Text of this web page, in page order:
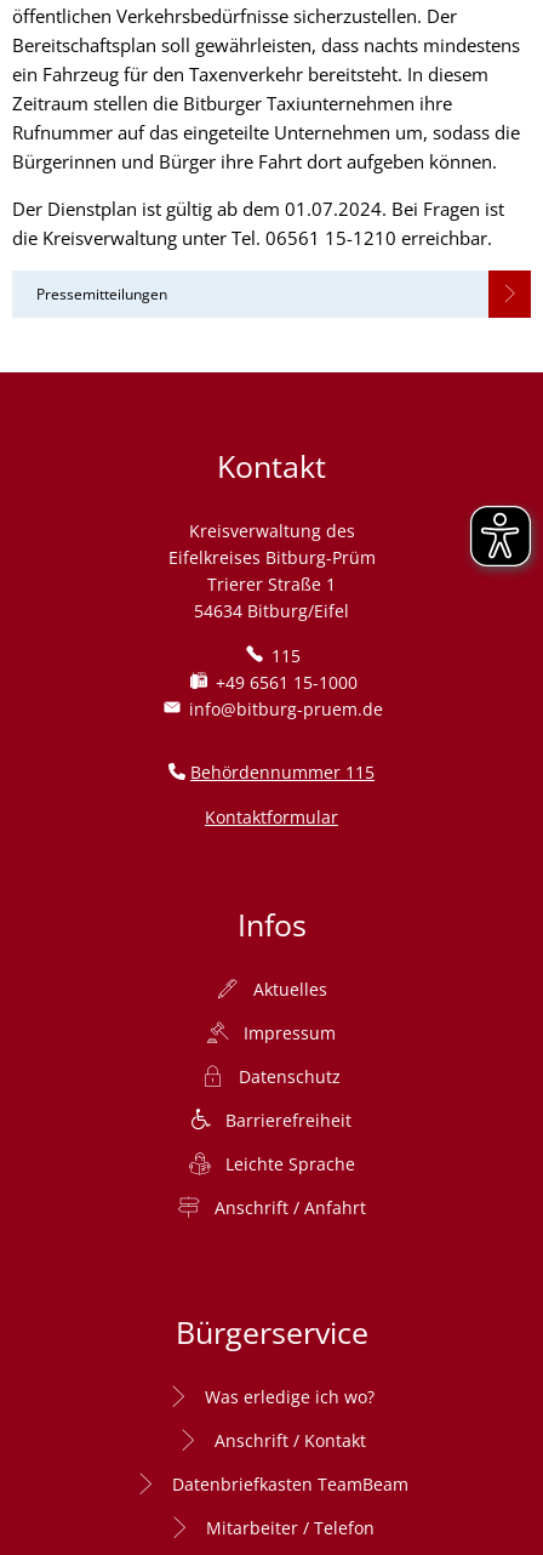
öffentlichen Verkehrsbedürfnisse sicherzustellen. Der
Bereitschaftsplan soll gewährleisten, dass nachts mindestens
ein Fahrzeug für den Taxenverkehr bereitsteht. In diesem
Zeitraum stellen die Bitburger Taxiunternehmen ihre
Rufnummer auf das eingeteilte Unternehmen um, sodass die
Bürgerinnen und Bürger ihre Fahrt dort aufgeben können.
Der Dienstplan ist gültig ab dem 01.07.2024. Bei Fragen ist
die Kreisverwaltung unter Tel. 06561 15-1210 erreichbar.
Pressemitteilungen
Kontakt
Kreisverwaltung des
Eifelkreises Bitburg-Prüm
Trierer Straße 1
54634 Bitburg/Eifel
115
+49 6561 15-1000
info@bitburg-pruem.de
Behördennummer 115
Kontaktformular
Infos
Aktuelles
Impressum
Datenschutz
Barrierefreiheit
Leichte Sprache
Anschrift / Anfahrt
Bürgerservice
Was erledige ich wo?
Anschrift / Kontakt
Datenbriefkasten TeamBeam
Mitarbeiter / Telefon